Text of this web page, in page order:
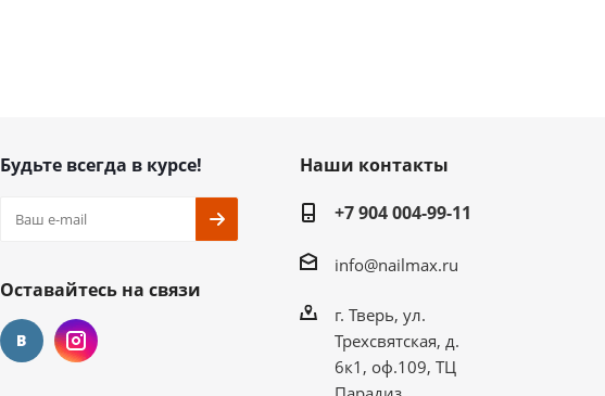
Будьте всегда в курсе!
Оставайтесь на связи
Наши контакты
+7 904 004-99-11
info@nailmax.ru
г. Тверь, ул.
Трехсвятская, д.
6к1, оф.109, ТЦ